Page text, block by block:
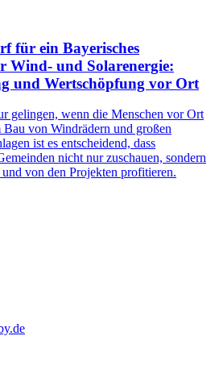
für ein Bayerisches
Wind- und Solarenergie:
und Wertschöpfung vor Ort
gelingen, wenn die Menschen vor Ort
Bau von Windrädern und großen
ist es entscheidend, dass
nicht nur zuschauen, sondern
von den Projekten profitieren.